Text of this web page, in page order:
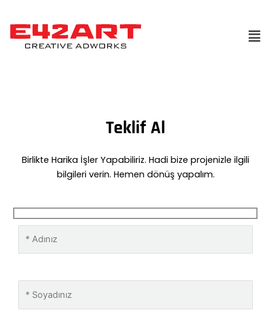
Teklif Al
Birlikte Harika İşler Yapabiliriz. Hadi bize projenizle ilgili
bilgileri verin. Hemen dönüş yapalım.